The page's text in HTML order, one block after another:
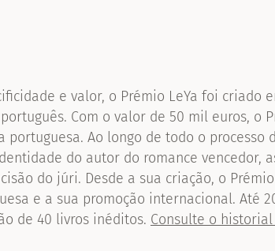
e valor, o Prémio LeYa foi criado
Com o valor de 50 mil euros, o
Ao longo de todo o processo
do autor do romance vencedor,
do júri. Desde a sua criação, o
e a sua promoção internacional. Até
de 40 livros inéditos. Consulte o